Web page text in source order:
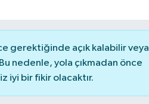
gerektiğinde açık kalabilir veya
nedenle, yola çıkmadan önce
iyi bir fikir olacaktır.